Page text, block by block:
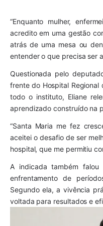
“Enquanto mulher,
acredito em uma gestão
atrás de uma mesa ou
entender o que precisa ser
Questionada pelo
frente do Hospital Regional
todo o instituto, Eliane
aprendizado construído na
“Santa Maria me fez
aceitei o desafio de ser
hospital, que me permitiu
A indicada também
enfrentamento de
Segundo ela, a vivência
voltada para resultados e